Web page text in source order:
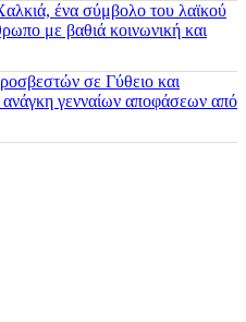
ένα σύμβολο του λαϊκού
με βαθιά κοινωνική και
σε Γύθειο και
γενναίων αποφάσεων από